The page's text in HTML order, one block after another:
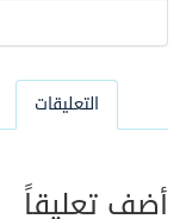
التعليقات
أضف تعليقاً